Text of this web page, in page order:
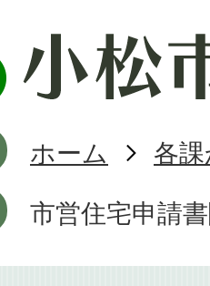
ホーム
各
市営住宅申請